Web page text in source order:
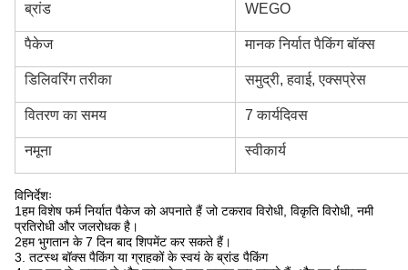
ब्रांड WEGO
पैकेज मानक निर्यात पैकिंग बॉक्स
डिलिवरिंग तरीका समुद्री, हवाई, एक्सप्रेस
वितरण का समय 7 कार्यदिवस
नमूना स्वीकार्य
विनिर्देशः
1हम विशेष फर्म निर्यात पैकेज को अपनाते हैं जो टकराव विरोधी, विकृति विरोधी, नमी
प्रतिरोधी और जलरोधक है।
2हम भुगतान के 7 दिन बाद शिपमेंट कर सकते हैं।
3. तटस्थ बॉक्स पैकिंग या ग्राहकों के स्वयं के ब्रांड पैकिंग